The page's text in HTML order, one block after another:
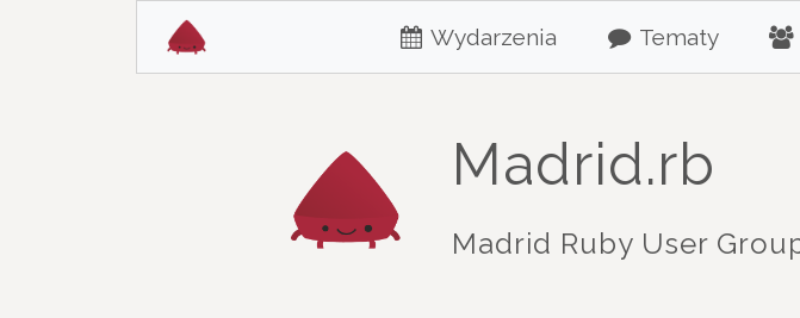
Wydarzenia Tematy
Madrid.rb
Madrid Ruby User